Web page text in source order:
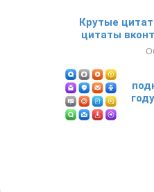
Крутые
цитаты